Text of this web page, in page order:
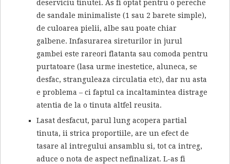
deserviciu tinutei. As fi optat pentru o pereche
de sandale minimaliste (1 sau 2 barete simple),
de culoarea pielii, albe sau poate chiar
galbene. Infasurarea sireturilor in jurul
gambei este rareori flatanta sau comoda pentru
purtatoare (lasa urme inestetice, aluneca, se
desfac, stranguleaza circulatia etc), dar nu asta
e problema – ci faptul ca incaltamintea distrage
atentia de la o tinuta altfel reusita.
Lasat desfacut, parul lung acopera partial
tinuta, ii strica proportiile, are un efect de
tasare al intregului ansamblu si, tot ca intreg,
aduce o nota de aspect nefinalizat. L-as fi